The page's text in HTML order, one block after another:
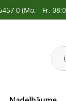
springen
0 (Mo. - Fr.